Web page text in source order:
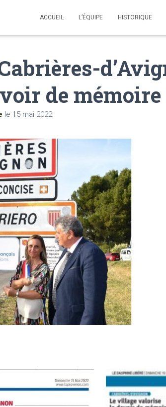
ACCUEIL L’ÉQUIPE HISTORIQUE
de mémoire
le 15 mai 2022